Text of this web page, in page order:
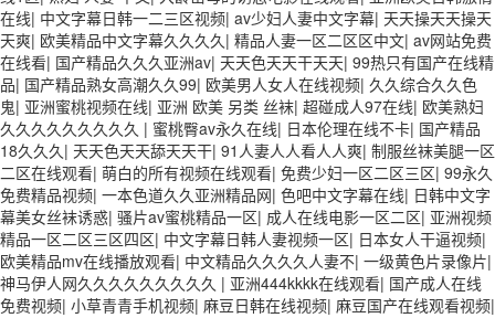
在线| 中文字幕日韩一二三区视频| av少妇人妻中文字幕| 天天操天天操天
天爽| 欧美精品中文字幕久久久久 | 精品人妻一区二区区中文| av网站免费
在线看| 国产精品久久久亚洲av| 天天色天天干天天| 99热只有国产在线精
品| 国产精品熟女高潮久久99| 欧美男人女人在线视频| 久久综合久久色
鬼| 亚洲蜜桃视频在线| 亚洲 欧美 另类 丝袜| 超碰成人97在线| 欧美熟妇
久久久久久久久久久 | 蜜桃臀av永久在线| 日本伦理在线不卡| 国产精品
18久久久 | 天天色天天舔天天干| 91人妻人人看人人爽| 制服丝袜美腿一区
二区在线观看| 萌白的所有视频在线观看| 免费少妇一区二区三区| 99永久
免费精品视频| 一本色道久久亚洲精品网| 色吧中文字幕在线| 日韩中文字
幕美女丝袜诱惑| 骚片av蜜桃精品一区| 成人在线电影一区二区| 亚洲视频
精品一区二区三区四区| 中文字幕日韩人妻视频一区| 日本女人干逼视频|
欧美精品mv在线播放观看| 中文精品久久久久人妻不| 一级黄色片录像片|
神马伊人网久久久久久久久久久 | 亚洲444kkkk在线观看| 国产成人在线
免费视频| 小草青青手机视频| 麻豆日韩在线视频| 麻豆国产在线观看视频|